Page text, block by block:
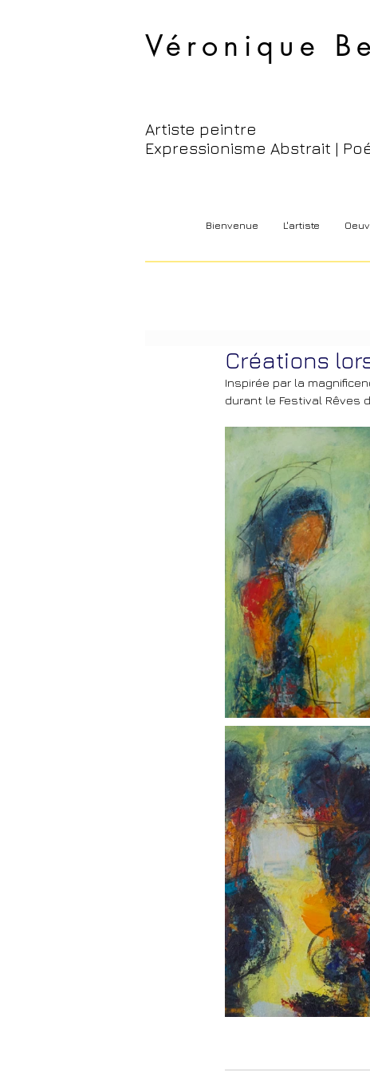
Véronique
Artiste peintre
Expressionisme Abstrait |
Bienvenue L'artiste
Créations
Inspirée par la
durant le Festival Rêves